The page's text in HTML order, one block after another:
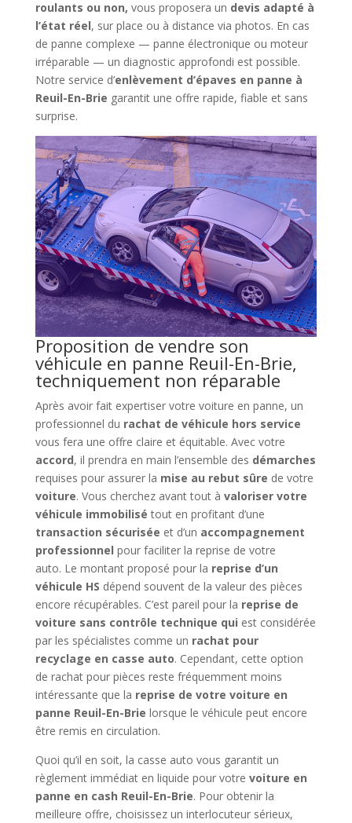
roulants ou non, vous proposera un devis adapté à
l’état réel, sur place ou à distance via photos. En cas
de panne complexe — panne électronique ou moteur
irréparable — un diagnostic approfondi est possible.
Notre service d’enlèvement d’épaves en panne à
Reuil-En-Brie garantit une offre rapide, fiable et sans
surprise.
Proposition de vendre son
véhicule en panne Reuil-En-Brie,
techniquement non réparable
Après avoir fait expertiser votre voiture en panne, un
professionnel du rachat de véhicule hors service
vous fera une offre claire et équitable. Avec votre
accord, il prendra en main l’ensemble des démarches
requises pour assurer la mise au rebut sûre de votre
voiture. Vous cherchez avant tout à valoriser votre
véhicule immobilisé tout en profitant d’une
transaction sécurisée et d’un accompagnement
professionnel pour faciliter la reprise de votre
auto. Le montant proposé pour la reprise d’un
véhicule HS dépend souvent de la valeur des pièces
encore récupérables. C’est pareil pour la reprise de
voiture sans contrôle technique qui est considérée
par les spécialistes comme un rachat pour
recyclage en casse auto. Cependant, cette option
de rachat pour pièces reste fréquemment moins
intéressante que la reprise de votre voiture en
panne Reuil-En-Brie lorsque le véhicule peut encore
être remis en circulation.
Quoi qu’il en soit, la casse auto vous garantit un
règlement immédiat en liquide pour votre voiture en
panne en cash Reuil-En-Brie. Pour obtenir la
meilleure offre, choisissez un interlocuteur sérieux,